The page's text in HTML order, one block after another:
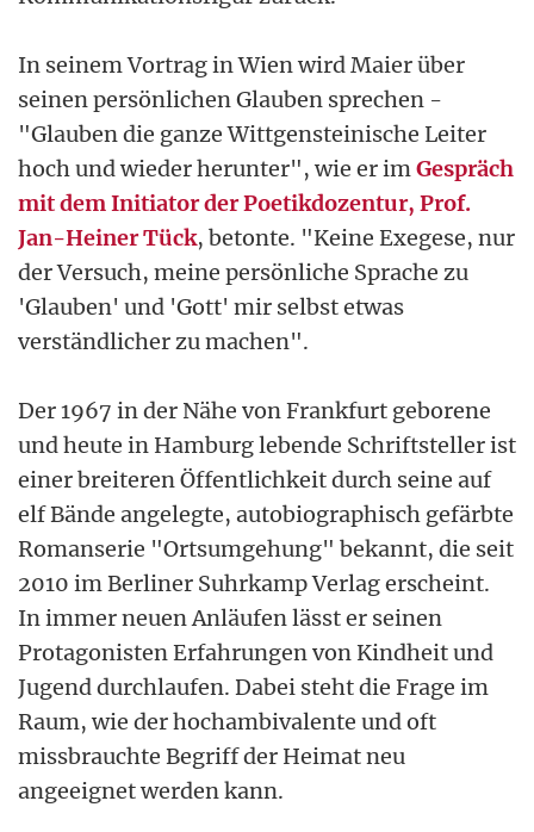
In seinem Vortrag in Wien wird Maier über
seinen persönlichen Glauben sprechen -
"Glauben die ganze Wittgensteinische Leiter
hoch und wieder herunter", wie er imGespräch
mit dem Initiator der Poetikdozentur, Prof.
Jan-Heiner Tück, betonte. "Keine Exegese, nur
der Versuch, meine persönliche Sprache zu
'Glauben' und 'Gott' mir selbst etwas
verständlicher zu machen".
Der 1967 in der Nähe von Frankfurt geborene
und heute in Hamburg lebende Schriftsteller ist
einer breiteren Öffentlichkeit durch seine auf
elf Bände angelegte, autobiographisch gefärbte
Romanserie "Ortsumgehung" bekannt, die seit
2010 im Berliner Suhrkamp Verlag erscheint.
In immer neuen Anläufen lässt er seinen
Protagonisten Erfahrungen von Kindheit und
Jugend durchlaufen. Dabei steht die Frage im
Raum, wie der hochambivalente und oft
missbrauchte Begriff der Heimat neu
angeeignet werden kann.